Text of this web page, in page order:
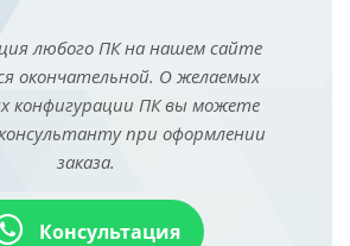
любого ПК на нашем сайте
окончательной. О желаемых
конфигурации ПК вы можете
при оформлении
заказа.
Консультация